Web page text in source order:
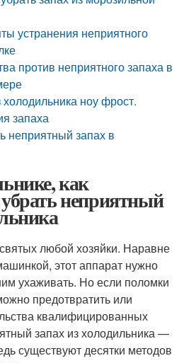
устранения неприятного
против неприятного запаха в
холодильника ноу фрост.
запаха
неприятный запах в
как
неприятный
любой хозяйки. Наравне
этот аппарат нужно
ухаживать. Но если поломки
предотвратить или
квалифицированных
запах из холодильника —
существуют десятки методов